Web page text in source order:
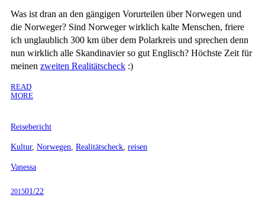
Was ist dran an den gängigen Vorurteilen über Norwegen und
die Norweger? Sind Norweger wirklich kalte Menschen, friere
ich unglaublich 300 km über dem Polarkreis und sprechen denn
nun wirklich alle Skandinavier so gut Englisch? Höchste Zeit für
meinen zweiten Realitätscheck :)
READ
MORE
Reisebericht
Kultur, Norwegen Realitätscheck reisen
Vanessa
201501/22